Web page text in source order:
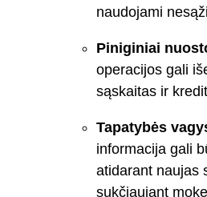
naudojami
Piniginiai
operacijos gali
sąskaitas ir
Tapatybės
informacija gali
atidarant naujas
sukčiaujant